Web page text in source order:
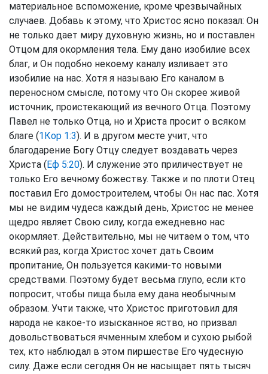
материальное вспоможение, кроме чрезвычайных
случаев. Добавь к этому, что Христос ясно показал: Он
не только дает миру духовную жизнь, но и поставлен
Отцом для окормления тела. Ему дано изобилие всех
благ, и Он подобно некоему каналу изливает это
изобилие на нас. Хотя я называю Его каналом в
переносном смысле, потому что Он скорее живой
источник, проистекающий из вечного Отца. Поэтому
Павел не только Отца, но и Христа просит о всяком
благе (1Кор 1:3). И в другом месте учит, что
благодарение Богу Отцу следует воздавать через
Христа (Еф 5:20). И служение это приличествует не
только Его вечному божеству. Также и по плоти Отец
поставил Его домостроителем, чтобы Он нас пас. Хотя
мы не видим чудеса каждый день, Христос не менее
щедро являет Свою силу, когда ежедневно нас
окормляет. Действительно, мы не читаем о том, что
всякий раз, когда Христос хочет дать Своим
пропитание, Он пользуется какими-то новыми
средствами. Поэтому будет весьма глупо, если кто
попросит, чтобы пища была ему дана необычным
образом. Учти также, что Христос приготовил для
народа не какое-то изысканное яство, но призвал
довольствоваться ячменным хлебом и сухою рыбой
тех, кто наблюдал в этом пиршестве Его чудесную
силу. Даже если сегодня Он не насыщает пять тысяч